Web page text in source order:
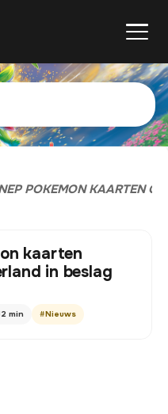
POKEMON KAARTEN
kaarten
in beslag
2 min #Nieuws